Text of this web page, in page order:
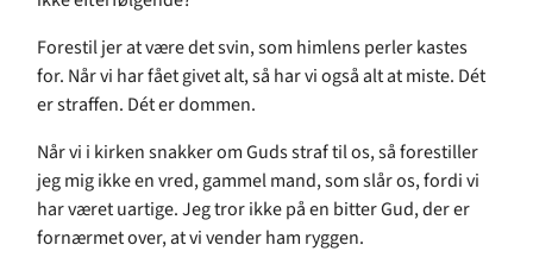
Forestil jer at være det svin, som himlens perler kastes
for. Når vi har fået givet alt, så har vi også alt at miste. Dét
er straffen. Dét er dommen.
Når vi i kirken snakker om Guds straf til os, så forestiller
jeg mig ikke en vred, gammel mand, som slår os, fordi vi
har været uartige. Jeg tror ikke på en bitter Gud, der er
fornærmet over, at vi vender ham ryggen.